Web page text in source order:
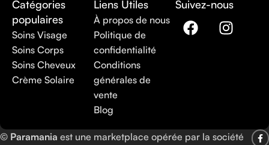
Catégories
populaires
Soins Visage
Soins Corps
Soins Cheveux
Crème Solaire
Liens Utiles
À propos de nous
Politique de
confidentialité
Conditions
générales de
vente
Blog
Suivez-nous
© Paramania est une marketplace opérée par la société